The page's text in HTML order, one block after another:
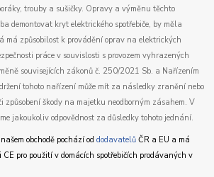
trouby a sušičky. Opravy a výměnu těchto
demontovat kryt elektrického spotřebiče, by měla
má způsobilost k provádění oprav na elektrických
práce v souvislosti s provozem vyhrazených
souvisejících zákonů č. 250/2021 Sb. a Nařízením
tohoto nařízení může mít za následky zranění nebo
způsobení škody na majetku neodborným zásahem. V
jakoukoliv odpovědnost za důsledky tohoto jednání.
obchodě pochází oddodavatelů ČR a EU a má
pro použití v domácích spotřebičích prodávaných v